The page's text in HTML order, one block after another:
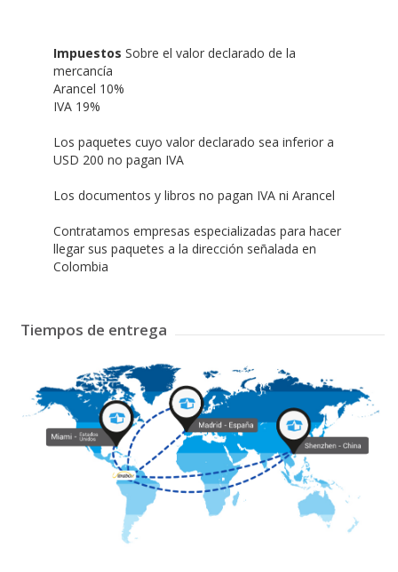
Impuestos Sobre el valor declarado de la
mercancía
Arancel 10%
IVA 19%
Los paquetes cuyo valor declarado sea inferior a
USD 200 no pagan IVA
Los documentos y libros no pagan IVA ni Arancel
Contratamos empresas especializadas para hacer
llegar sus paquetes a la dirección señalada en
Colombia
Tiempos de entrega